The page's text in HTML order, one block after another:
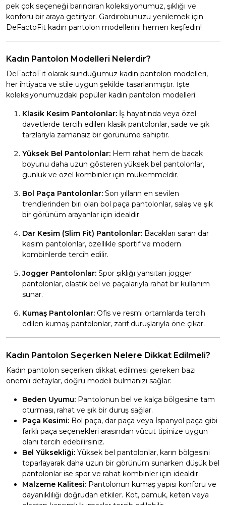
pek çok seçeneği barındıran koleksiyonumuz, şıklığı ve
konforu bir araya getiriyor. Gardırobunuzu yenilemek için
DeFactoFit kadın pantolon modellerini hemen keşfedin!
Kadın Pantolon Modelleri Nelerdir?
DeFactoFit olarak sunduğumuz kadın pantolon modelleri,
her ihtiyaca ve stile uygun şekilde tasarlanmıştır. İşte
koleksiyonumuzdaki popüler kadın pantolon modelleri:
Klasik Kesim Pantolonlar: İş hayatında veya özel
davetlerde tercih edilen klasik pantolonlar, sade ve şık
tarzlarıyla zamansız bir görünüme sahiptir.
Yüksek Bel Pantolonlar: Hem rahat hem de bacak
boyunu daha uzun gösteren yüksek bel pantolonlar,
günlük ve özel kombinler için mükemmeldir.
Bol Paça Pantolonlar: Son yılların en sevilen
trendlerinden biri olan bol paça pantolonlar, salaş ve şık
bir görünüm arayanlar için idealdir.
Dar Kesim (Slim Fit) Pantolonlar: Bacakları saran dar
kesim pantolonlar, özellikle sportif ve modern
kombinlerde tercih edilir.
Jogger Pantolonlar: Spor şıklığı yansıtan jogger
pantolonlar, elastik bel ve paçalarıyla rahat bir kullanım
sunar.
Kumaş Pantolonlar: Ofis ve resmi ortamlarda tercih
edilen kumaş pantolonlar, zarif duruşlarıyla öne çıkar.
Kadın Pantolon Seçerken Nelere Dikkat Edilmeli?
Kadın pantolon seçerken dikkat edilmesi gereken bazı
önemli detaylar, doğru modeli bulmanızı sağlar:
Beden Uyumu: Pantolonun bel ve kalça bölgesine tam
oturması, rahat ve şık bir duruş sağlar.
Paça Kesimi: Bol paça, dar paça veya İspanyol paça gibi
farklı paça seçenekleri arasından vücut tipinize uygun
olanı tercih edebilirsiniz.
Bel Yüksekliği: Yüksek bel pantolonlar, karın bölgesini
toparlayarak daha uzun bir görünüm sunarken düşük bel
pantolonlar ise spor ve rahat kombinler için idealdir.
Malzeme Kalitesi: Pantolonun kumaş yapısı konforu ve
dayanıklılığı doğrudan etkiler. Kot, pamuk, keten veya